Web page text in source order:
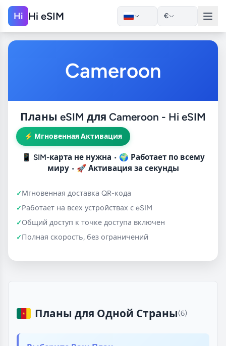
Hi Hi eSIM €
Cameroon
Планы eSIM для Cameroon - Hi eSIM
⚡ Мгновенная Активация
📱 SIM-карта не нужна • 🌍 Работает по всему
миру• 🚀 Активация за секунды
Мгновенная доставка QR-кода
Работает на всех устройствах с eSIM
Общий доступ к точке доступа включен
Полная скорость, без ограничений
Планы для Одной Страны(6)